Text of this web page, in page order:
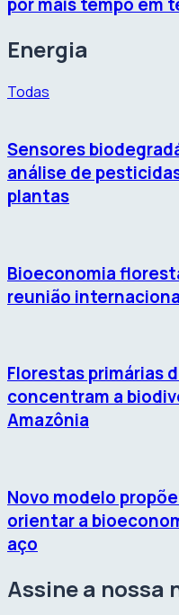
Energia
Todas
Sensores
análise de
plantas
Bioeconomia
reunião
Florestas primárias
concentram a
Amazônia
Novo modelo
orientar a
aço
Assine a nossa